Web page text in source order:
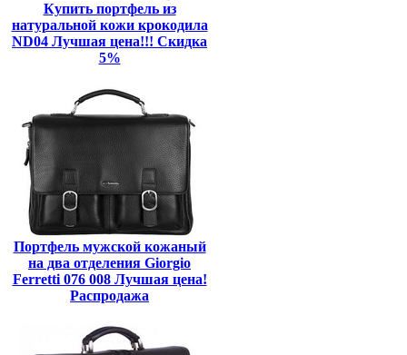
Купить портфель из
натуральной кожи крокодила
ND04 Лучшая цена!!! Скидка
5%
Портфель мужской кожаный
на два отделения Giorgio
Ferretti 076 008 Лучшая цена!
Распродажа